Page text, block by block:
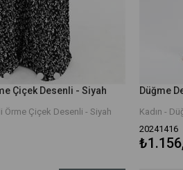
Çiçek Desenli - Siyah
Örme Çiçek Desenli - Siyah
Düğme
Kadın -
20241416